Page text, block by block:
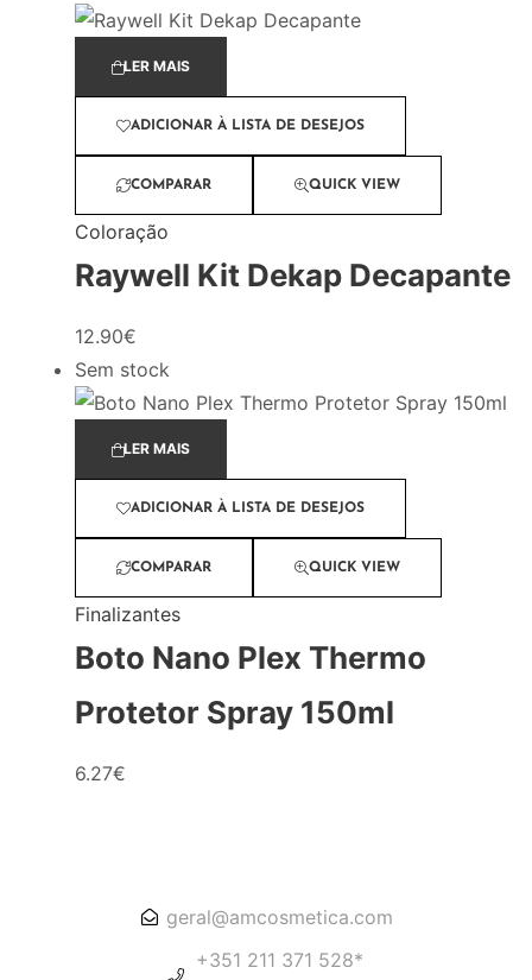
LER MAIS
ADICIONAR À LISTA DE DESEJOS
COMPARAR QUICK VIEW
Coloração
Raywell Kit Dekap Decapante
12.90€
Sem stock
LER MAIS
ADICIONAR À LISTA DE DESEJOS
COMPARAR QUICK VIEW
Finalizantes
Boto Nano Plex Thermo
Protetor Spray 150ml
6.27€
geral@amcosmetica.com
+351 211 371 528*